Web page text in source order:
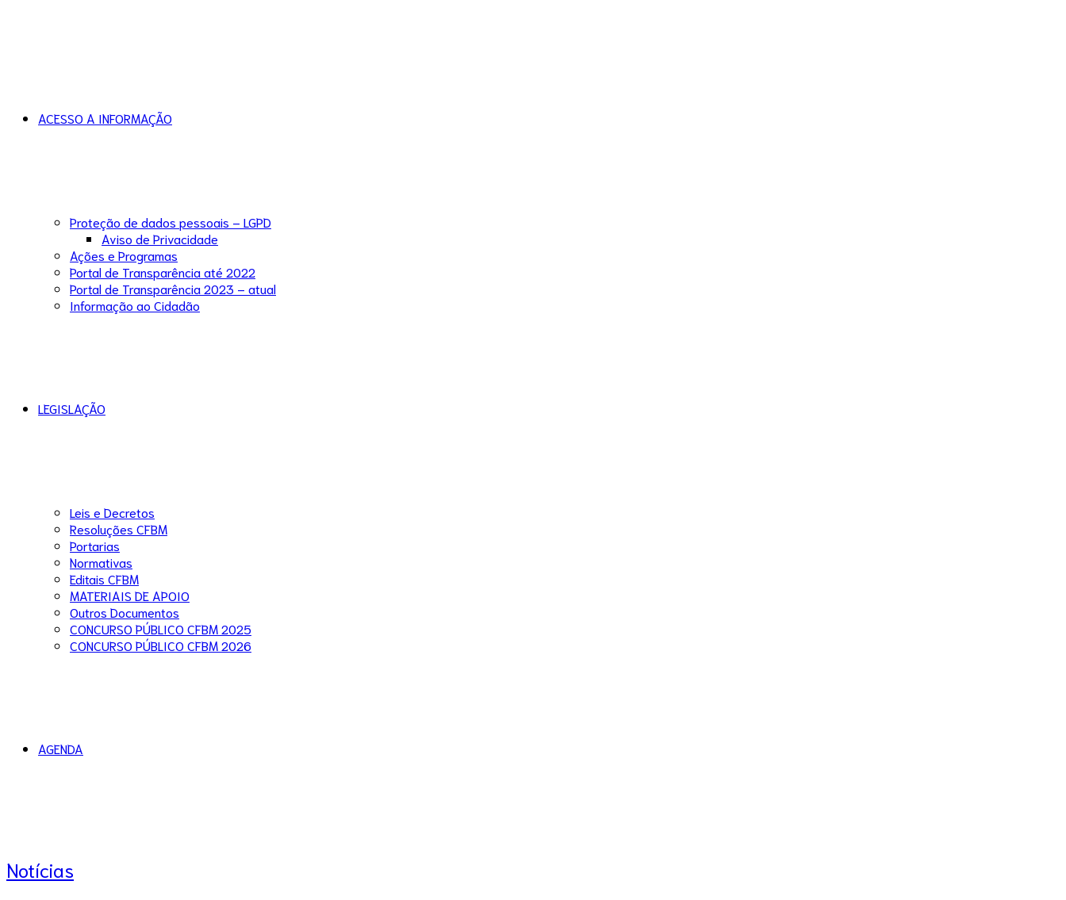
ACESSO A INFORMAÇÃO
Proteção de dados pessoais – LGPD
Aviso de Privacidade
Ações e Programas
Portal de Transparência até 2022
Portal de Transparência 2023 – atual
Informação ao Cidadão
LEGISLAÇÃO
Leis e Decretos
Resoluções CFBM
Portarias
Normativas
Editais CFBM
MATERIAIS DE APOIO
Outros Documentos
CONCURSO PÚBLICO CFBM 2025
CONCURSO PÚBLICO CFBM 2026
AGENDA
Notícias